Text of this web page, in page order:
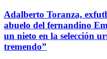
Adalberto Toranza,
abuelo del fernandino
un nieto en la selección
tremendo”